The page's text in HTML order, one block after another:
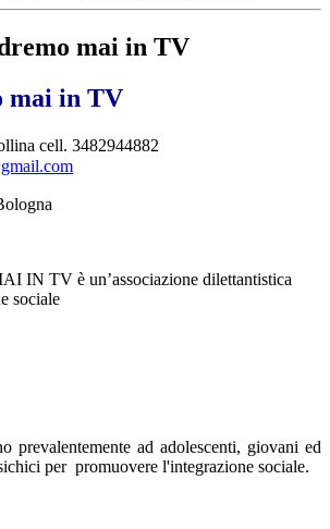
mai in TV
cell. 3482944882
IN TV è un’associazione dilettantistica
sociale
prevalentemente ad adolescenti, giovani ed
per promuovere l'integrazione sociale.